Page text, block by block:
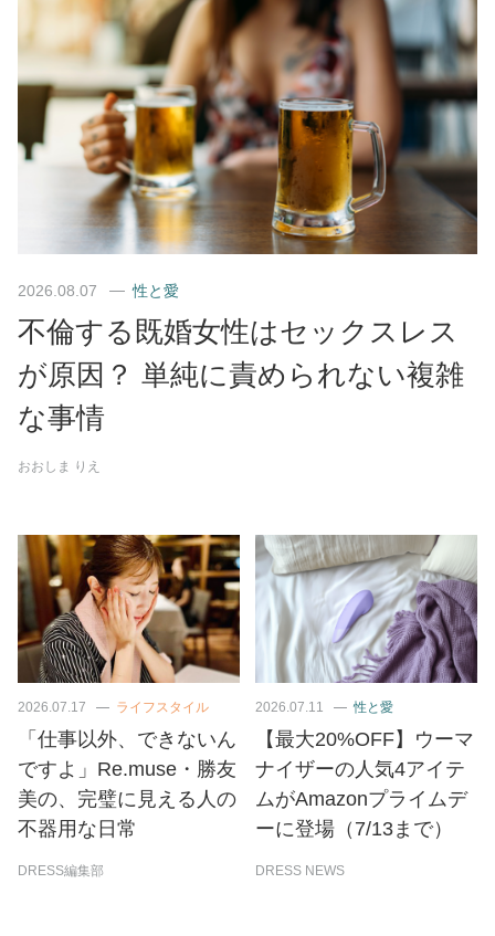
2026.08.07 性と愛
不倫する既婚女性はセックスレス
が原因？ 単純に責められない複雑
な事情
おおしま りえ
2026.07.17 ライフスタイル
「仕事以外、できないん
ですよ」Re.muse・勝友
美の、完璧に見える人の
不器用な日常
DRESS編集部
2026.07.11 性と愛
【最大20%OFF】ウーマ
ナイザーの人気4アイテ
ムがAmazonプライムデ
ーに登場（7/13まで）
DRESS NEWS